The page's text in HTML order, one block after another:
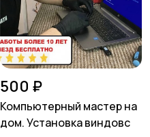
500 ₽
Компьютерный мастер на
дом. Установка виндовс